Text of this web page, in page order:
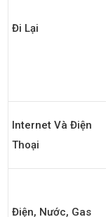
Đi Lại
Internet Và Điện
Thoại
Điện, Nước, Gas